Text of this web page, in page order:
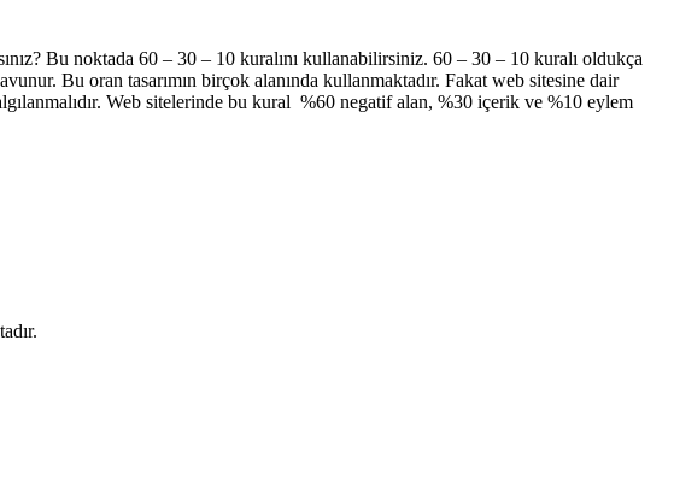
Bu noktada 60 – 30 – 10 kuralını kullanabilirsiniz. 60 – 30 – 10 kuralı oldukça
Bu oran tasarımın birçok alanında kullanmaktadır. Fakat web sitesine dair
Web sitelerinde bu kural %60 negatif alan, %30 içerik ve %10 eylem